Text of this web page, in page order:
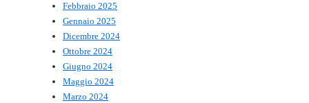
Febbraio 2025
Gennaio 2025
Dicembre 2024
Ottobre 2024
Giugno 2024
Maggio 2024
Marzo 2024